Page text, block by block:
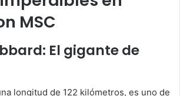
MSC
El gigante de
longitud de 122 kilómetros, es uno de